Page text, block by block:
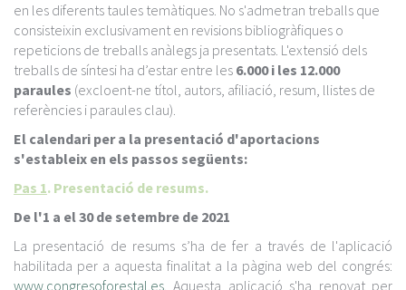
en les diferents taules temàtiques. No s'admetran treballs que
consisteixin exclusivament en revisions bibliogràfiques o
repeticions de treballs anàlegs ja presentats. L'extensió dels
treballs de síntesi ha d’estar entre les 6.000 i les 12.000
paraules (excloent-ne títol, autors, afiliació, resum, llistes de
referències i paraules clau).
El calendari per a la presentació d'aportacions
s'estableix en els passos següents:
Pas 1. Presentació de resums.
De l'1 a el 30 de setembre de 2021
La presentació de resums s’ha de fer a través de l'aplicació
habilitada per a aquesta finalitat a la pàgina web del congrés:
www.congresoforestal.es. Aquesta aplicació s'ha renovat per